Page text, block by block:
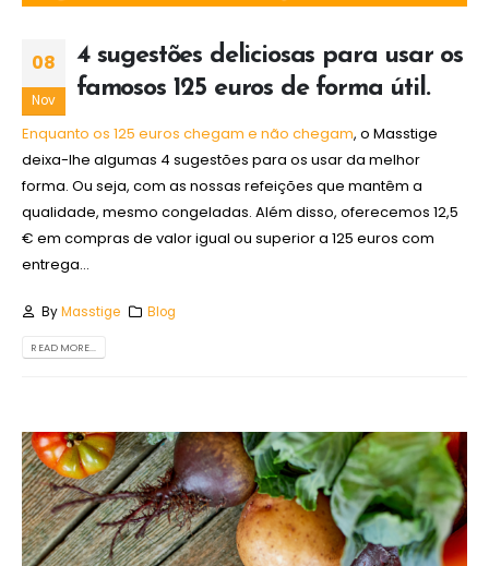
08
Nov
4 sugestões deliciosas para usar os
famosos 125 euros de forma útil.
Enquanto os 125 euros chegam e não chegam, o Masstige
deixa-lhe algumas 4 sugestões para os usar da melhor
forma. Ou seja, com as nossas refeições que mantêm a
qualidade, mesmo congeladas. Além disso, oferecemos 12,5
€ em compras de valor igual ou superior a 125 euros com
entrega...
ByMasstige Blog
READ MORE...